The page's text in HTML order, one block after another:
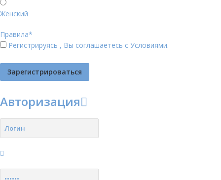
Женский
Правила*
Регистрируясь , Вы соглашаетесь с Условиями.
Авторизация